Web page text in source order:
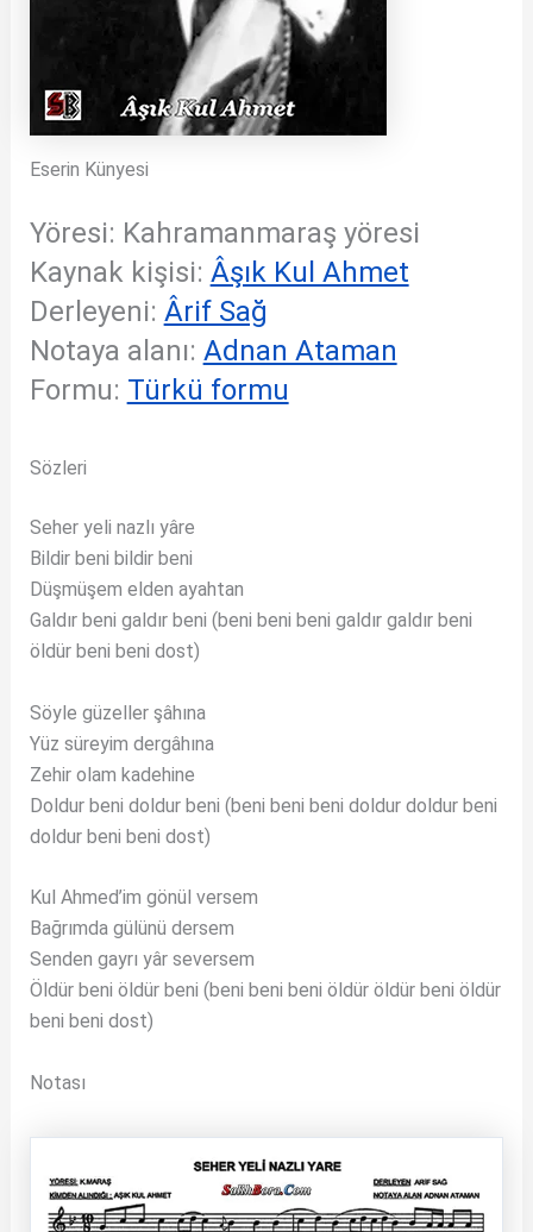
Eserin Künyesi
Yöresi: Kahramanmaraş yöresi
Kaynak kişisi: Âşık Kul Ahmet
Derleyeni: Ârif Sağ
Notaya alanı: Adnan Ataman
Formu: Türkü formu
Sözleri
Seher yeli nazlı yâre
Bildir beni bildir beni
Düşmüşem elden ayahtan
Galdır beni galdır beni (beni beni beni galdır galdır beni
öldür beni beni dost)
Söyle güzeller şâhına
Yüz süreyim dergâhına
Zehir olam kadehine
Doldur beni doldur beni (beni beni beni doldur doldur beni
doldur beni beni dost)
Kul Ahmed’im gönül versem
Bağrımda gülünü dersem
Senden gayrı yâr seversem
Öldür beni öldür beni (beni beni beni öldür öldür beni öldür
beni beni dost)
Notası